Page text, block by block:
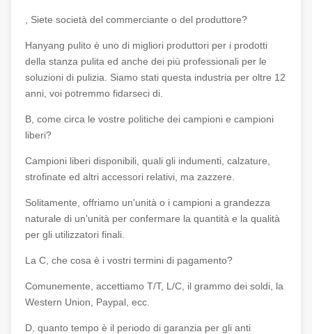
, Siete società del commerciante o del produttore?
Hanyang pulito è uno di migliori produttori per i prodotti
della stanza pulita ed anche dei più professionali per le
soluzioni di pulizia. Siamo stati questa industria per oltre 12
anni, voi potremmo fidarseci di.
B, come circa le vostre politiche dei campioni e campioni
liberi?
Campioni liberi disponibili, quali gli indumenti, calzature,
strofinate ed altri accessori relativi, ma zazzere.
Solitamente, offriamo un'unità o i campioni a grandezza
naturale di un'unità per confermare la quantità e la qualità
per gli utilizzatori finali.
La C, che cosa è i vostri termini di pagamento?
Comunemente, accettiamo T/T, L/C, il grammo dei soldi, la
Western Union, Paypal, ecc.
D, quanto tempo è il periodo di garanzia per gli anti